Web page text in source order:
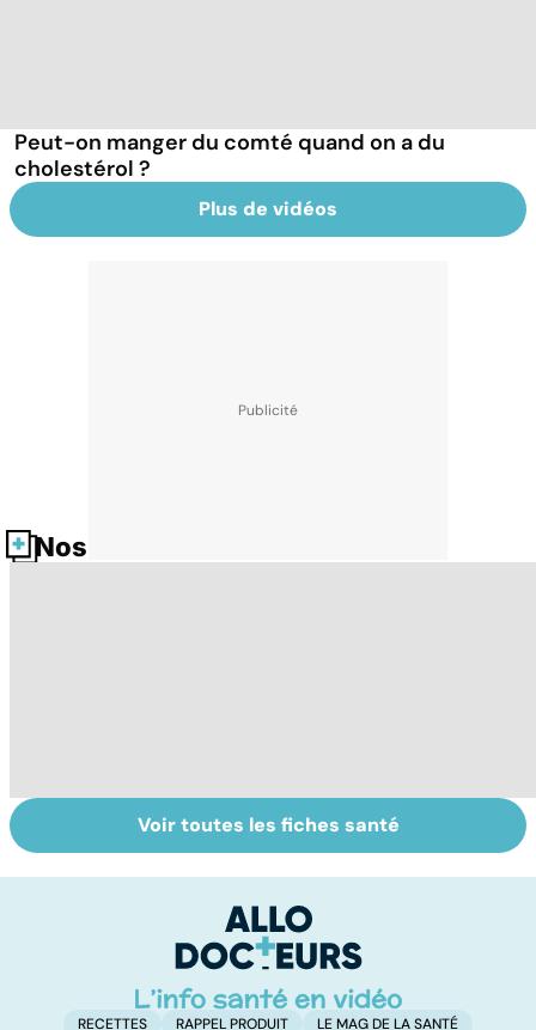
Peut-on manger du comté quand on a du
cholestérol ?
Plus de vidéos
Nos fiches santé
La tuberculose
pulmonaire
Le TDAH, un
trouble de
ou sans
hyperactivité
Voir toutes les fiches santé
RECETTES RAPPEL PRODUIT LE MAG DE LA SANTÉ